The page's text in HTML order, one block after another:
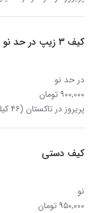
کیف ۳ زیپ در حد نو
در حد نو
۹۰۰,۰۰۰ تومان
پریروز در تاکستان (۴۶ کیلومتر)
کیف دستی
نو
۹۵۰,۰۰۰ تومان